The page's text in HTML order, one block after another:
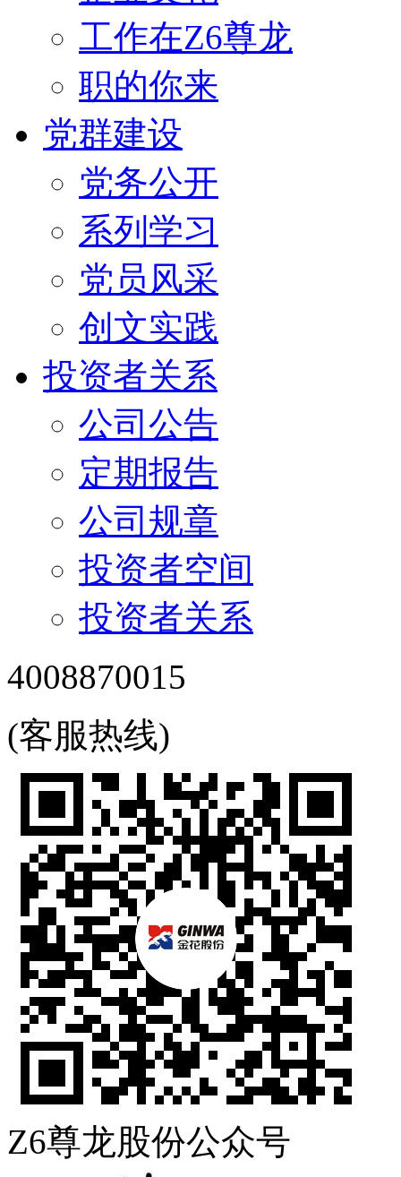
工作在Z6尊龙
职的你来
党群建设
党务公开
系列学习
党员风采
创文实践
投资者关系
公司公告
定期报告
公司规章
投资者空间
投资者关系
4008870015
(客服热线)
Z6尊龙股份公众号